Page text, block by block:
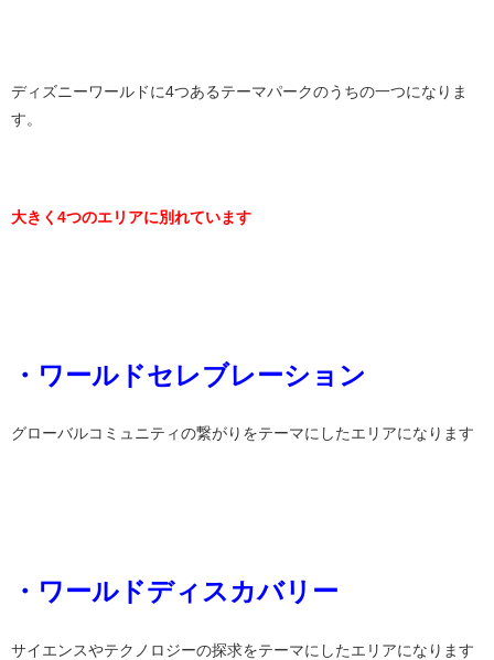
ディズニーワールドに4つあるテーマパークのうちの一つになりま
す。
大きく4つのエリアに別れています
・ワールドセレブレーション
グローバルコミュニティの繋がりをテーマにしたエリアになります
・ワールドディスカバリー
サイエンスやテクノロジーの探求をテーマにしたエリアになります